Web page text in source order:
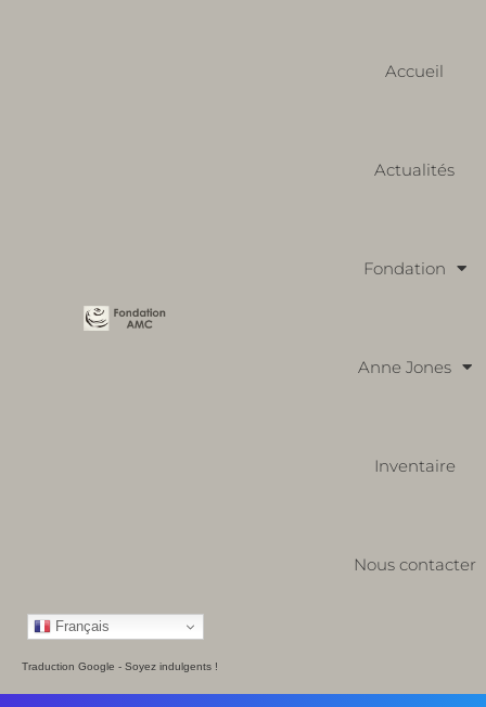
Accueil
Actualités
Fondation
Anne Jones
Inventaire
Nous contacter
Français
Traduction Google - Soyez indulgents !